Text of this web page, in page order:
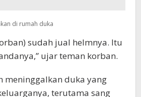
di rumah duka
sudah jual helmnya. Itu
ujar teman korban.
meninggalkan duka yang
terutama sang